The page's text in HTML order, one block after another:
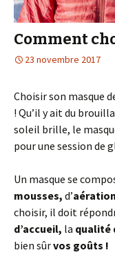
Comment
23 novembre 2017
Choisir son masque
! Qu’il y ait du
soleil brille, le
pour une session de
Un masque se
mousses, d’
choisir, il doit
d’accueil, la qualité
bien sûrvos goûts !